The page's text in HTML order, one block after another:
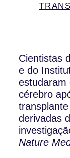
Cientistas
e do
estudaram
cérebro
derivadas
Nature